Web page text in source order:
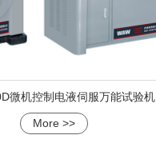
微机控制电液伺服万能试验机
More >>